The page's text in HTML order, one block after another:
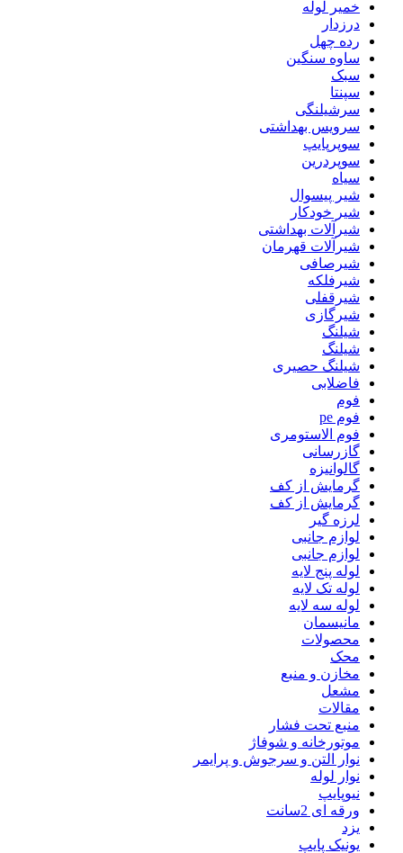
خمیر لوله
درزدار
رده چهل
ساوه سنگین
سبک
سپنتا
سرشیلنگی
سرویس بهداشتی
سوپرپایپ
سوپردرین
سیاه
شیر پیسوال
شیر خودکار
شیرآلات بهداشتی
شیرآلات قهرمان
شیرصافی
شیرفلکه
شیرقفلی
شیرگازی
شیلنگ
شیلنگ
شیلنگ حصیری
فاضلابی
فوم
فوم pe
فوم الاستومری
گازرسانی
گالوانیزه
گرمایش از کف
گرمایش از کف
لرزه گیر
لوازم جانبی
لوازم جانبی
لوله پنج لایه
لوله تک لایه
لوله سه لایه
مانیسمان
محصولات
محک
مخازن و منبع
مشعل
مقالات
منبع تحت فشار
موتورخانه و شوفاژ
نوار التن و سرجوش و پرایمر
نوار لوله
نیوپایپ
ورقه ای 2سانت
یزد
یونیک پایپ